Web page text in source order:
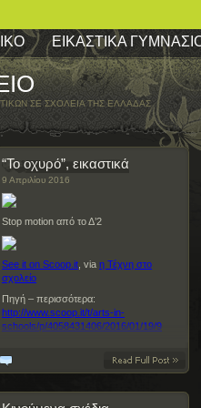
ΕΙΚΑΣΤΙΚΆ
ΣΕ ΣΧΟΛΕΊΑ ΤΗΣ ΕΛΛΆΔΑΣ
“Το οχυρό”, εικαστικά
9 Απριλίου 2016
Stop motion από το Δ’2
See it on Scoop.it , via η Τέχνη στο
σχολείο
Πηγή – περισσότερα:
http://www.scoop.it/t/arts-in-
schools/p/4058431406/2016/01/19/9